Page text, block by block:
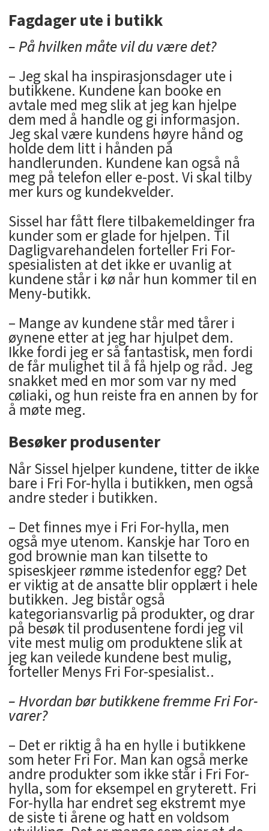
Fagdager ute i butikk
– På hvilken måte vil du være det?
– Jeg skal ha inspirasjonsdager ute i
butikkene. Kundene kan booke en
avtale med meg slik at jeg kan hjelpe
dem med å handle og gi informasjon.
Jeg skal være kundens høyre hånd og
holde dem litt i hånden på
handlerunden. Kundene kan også nå
meg på telefon eller e-post. Vi skal tilby
mer kurs og kundekvelder.
Sissel har fått flere tilbakemeldinger fra
kunder som er glade for hjelpen. Til
Dagligvarehandelen forteller Fri For-
spesialisten at det ikke er uvanlig at
kundene står i kø når hun kommer til en
Meny-butikk.
– Mange av kundene står med tårer i
øynene etter at jeg har hjulpet dem.
Ikke fordi jeg er så fantastisk, men fordi
de får mulighet til å få hjelp og råd. Jeg
snakket med en mor som var ny med
cøliaki, og hun reiste fra en annen by for
å møte meg.
Besøker produsenter
Når Sissel hjelper kundene, titter de ikke
bare i Fri For-hylla i butikken, men også
andre steder i butikken.
– Det finnes mye i Fri For-hylla, men
også mye utenom. Kanskje har Toro en
god brownie man kan tilsette to
spiseskjeer rømme istedenfor egg? Det
er viktig at de ansatte blir opplært i hele
butikken. Jeg bistår også
kategoriansvarlig på produkter, og drar
på besøk til produsentene fordi jeg vil
vite mest mulig om produktene slik at
jeg kan veilede kundene best mulig,
forteller Menys Fri For-spesialist..
– Hvordan bør butikkene fremme Fri For-
varer?
– Det er riktig å ha en hylle i butikkene
som heter Fri For. Man kan også merke
andre produkter som ikke står i Fri For-
hylla, som for eksempel en gryterett. Fri
For-hylla har endret seg ekstremt mye
de siste ti årene og hatt en voldsom